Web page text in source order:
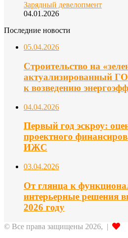
Зарядный девелопмент
04.01.2026
Последние новости
05.04.2026
Строительство на
актуализированный
к возведению
04.04.2026
Первый год эскроу:
проектного
ИЖС
03.04.2026
От глянца к
интерьерные решения
2026 году
© Все права защищены 2026, |